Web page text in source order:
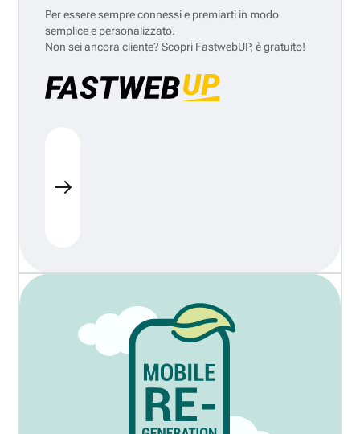
Per essere sempre connessi e premiarti in modo
semplice e personalizzato.
Non sei ancora cliente? Scopri FastwebUP, è gratuito!